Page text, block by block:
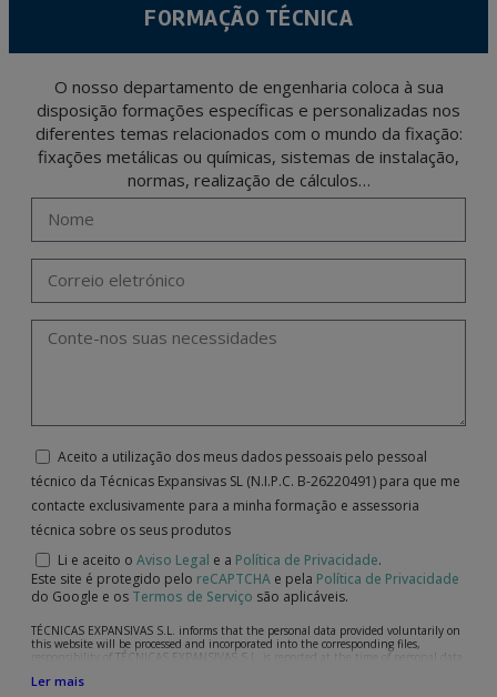
FORMAÇÃO TÉCNICA
O nosso departamento de engenharia coloca à sua
disposição formações específicas e personalizadas nos
diferentes temas relacionados com o mundo da fixação:
fixações metálicas ou químicas, sistemas de instalação,
normas, realização de cálculos…
Aceito a utilização dos meus dados pessoais pelo pessoal
técnico da Técnicas Expansivas SL (N.I.P.C. B-26220491) para que me
contacte exclusivamente para a minha formação e assessoria
técnica sobre os seus produtos
Li e aceito o Aviso Legal e a Política de Privacidade.
Este site é protegido pelo reCAPTCHA e pela Política de Privacidade
do Google e os Termos de Serviço são aplicáveis.
TÉCNICAS EXPANSIVAS S.L. informs that the personal data provided voluntarily on
this website will be processed and incorporated into the corresponding files,
responsibility of TÉCNICAS EXPANSIVAS S.L, is reported at the time of personal data
following: attention to your referred request, complaint or question, established
Ler mais